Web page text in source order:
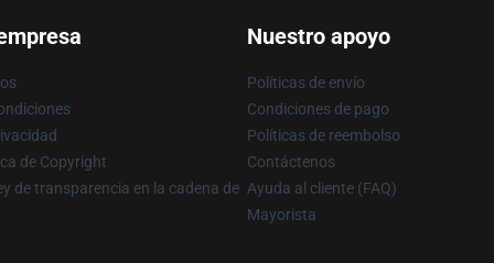
de Copyright
de transparencia en la cadena de
Nuestro apoyo
Políticas de envío
Condiciones de pago
Políticas de reembolso
Contáctenos
Ayuda al cliente (FAQ)
Mayorista